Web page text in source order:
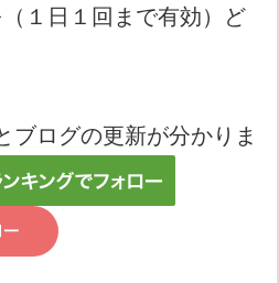
１日１回まで有効）ど
ブログの更新が分かりま